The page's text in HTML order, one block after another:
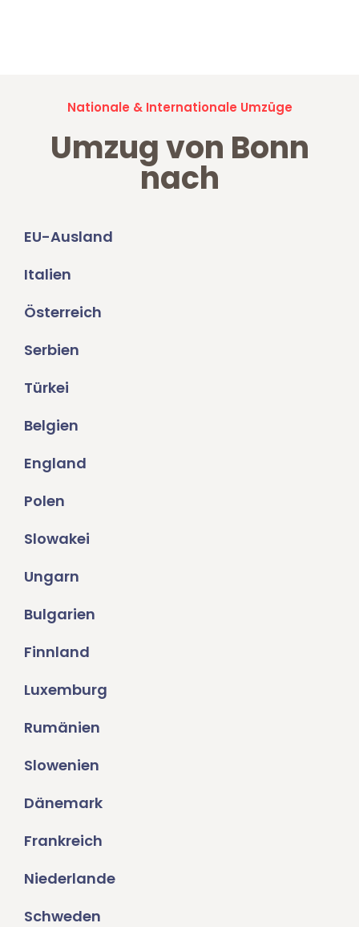
Nationale & Internationale Umzüge
Umzug von Bonn
nach
EU-Ausland
Italien
Österreich
Serbien
Türkei
Belgien
England
Polen
Slowakei
Ungarn
Bulgarien
Finnland
Luxemburg
Rumänien
Slowenien
Dänemark
Frankreich
Niederlande
Schweden